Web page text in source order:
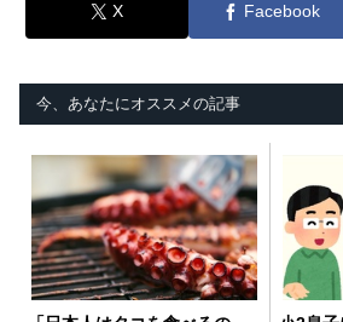
X Facebook
今、あなたにオススメの記事